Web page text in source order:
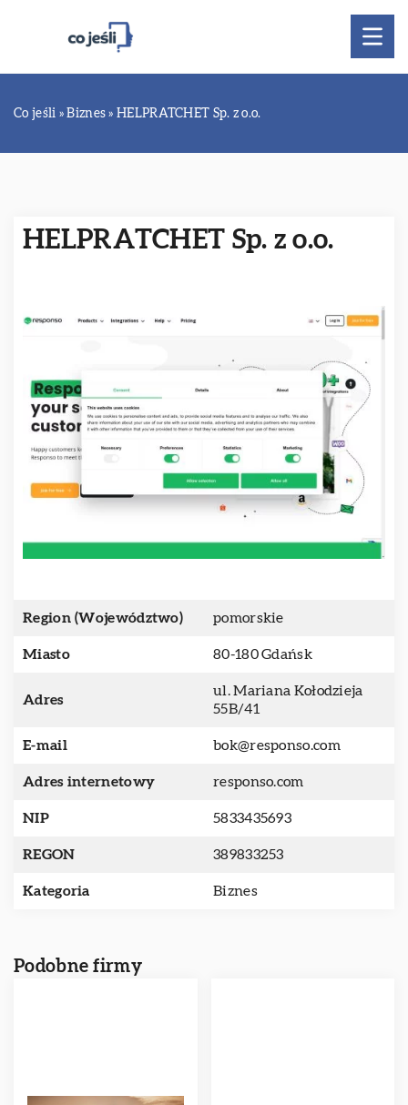
Co jeśli »Biznes »HELPRATCHET Sp. z o.o.
HELPRATCHET Sp. z o.o.
Region (Województwo) pomorskie
Miasto 80-180 Gdańsk
Adres
ul. Mariana Kołodzieja
55B/41
E-mail bok@responso.com
Adres internetowy responso.com
NIP 5833435693
REGON 389833253
Kategoria Biznes
Podobne firmy